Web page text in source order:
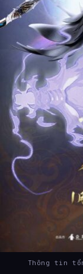
Thông tin